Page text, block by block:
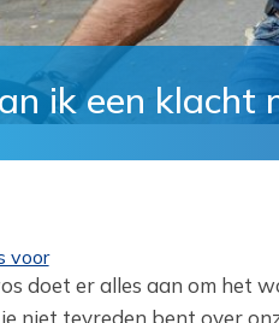
ik een klacht
voor
doet er alles aan om het
niet tevreden bent over